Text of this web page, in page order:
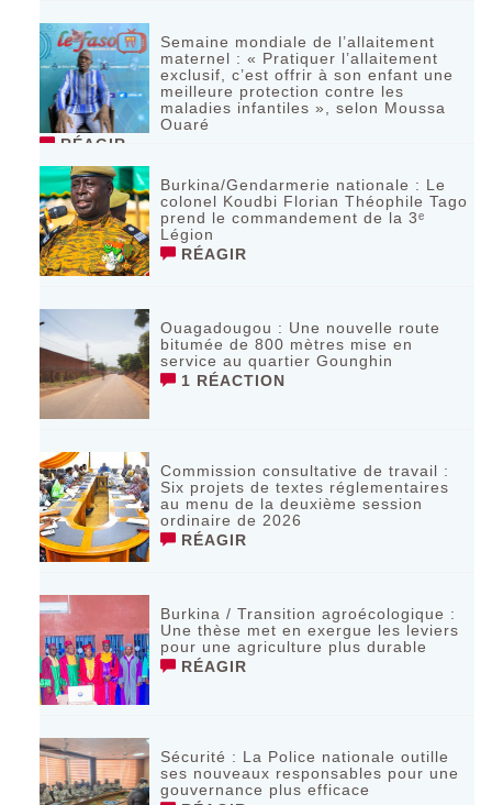
Semaine mondiale de l’allaitement
maternel : « Pratiquer l’allaitement
exclusif, c’est offrir à son enfant une
meilleure protection contre les
maladies infantiles », selon Moussa
Ouaré
RÉAGIR
Burkina/Gendarmerie nationale : Le
colonel Koudbi Florian Théophile Tago
prend le commandement de la 3ᵉ
Légion
RÉAGIR
Ouagadougou : Une nouvelle route
bitumée de 800 mètres mise en
service au quartier Gounghin
1 RÉACTION
Commission consultative de travail :
Six projets de textes réglementaires
au menu de la deuxième session
ordinaire de 2026
RÉAGIR
Burkina / Transition agroécologique :
Une thèse met en exergue les leviers
pour une agriculture plus durable
RÉAGIR
Sécurité : La Police nationale outille
ses nouveaux responsables pour une
gouvernance plus efficace